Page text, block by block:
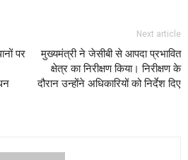
पर
Next article
मुख्यमंत्री ने जेसीबी से आपदा प्रभावित
क्षेत्र का निरीक्षण किया। निरीक्षण के
दौरान उन्होंने अधिकारियों को निर्देश दिए